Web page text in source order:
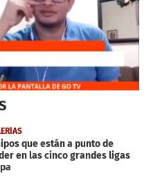
que están a punto de
en las cinco grandes ligas